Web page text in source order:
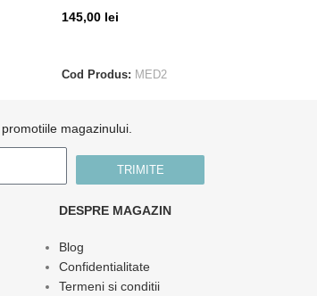
145,00 lei
Cod Produs: MED2
magazinului.
TRIMITE
DESPRE MAGAZIN
Blog
Confidentialitate
Termeni si conditii